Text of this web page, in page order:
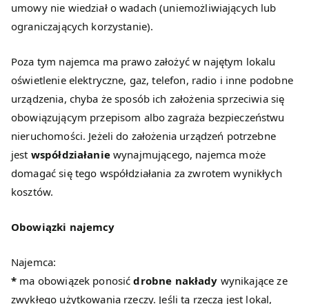
umowy nie wiedział o wadach (uniemożliwiających lub
ograniczających korzystanie).
Poza tym najemca ma prawo założyć w najętym lokalu
oświetlenie elektryczne, gaz, telefon, radio i inne podobne
urządzenia, chyba że sposób ich założenia sprzeciwia się
obowiązującym przepisom albo zagraża bezpieczeństwu
nieruchomości. Jeżeli do założenia urządzeń potrzebne
jest współdziałaniewynajmującego, najemca może
domagać się tego współdziałania za zwrotem wynikłych
kosztów.
Obowiązki najemcy
Najemca:
* ma obowiązek ponosićdrobne nakłady wynikające ze
zwykłego użytkowania rzeczy. Jeśli tą rzeczą jest lokal,